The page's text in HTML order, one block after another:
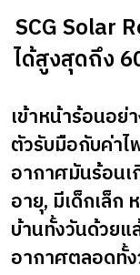
SCG Solar
ได้สูงสุดถึง
เข้าหน้าร้อนอย่
ตัวรับมือกับค่าไ
อากาศมันร้อน
อายุ, มีเด็กเล็
บ้านทั้งวันด้วยแ
อากาศตลอดทั้